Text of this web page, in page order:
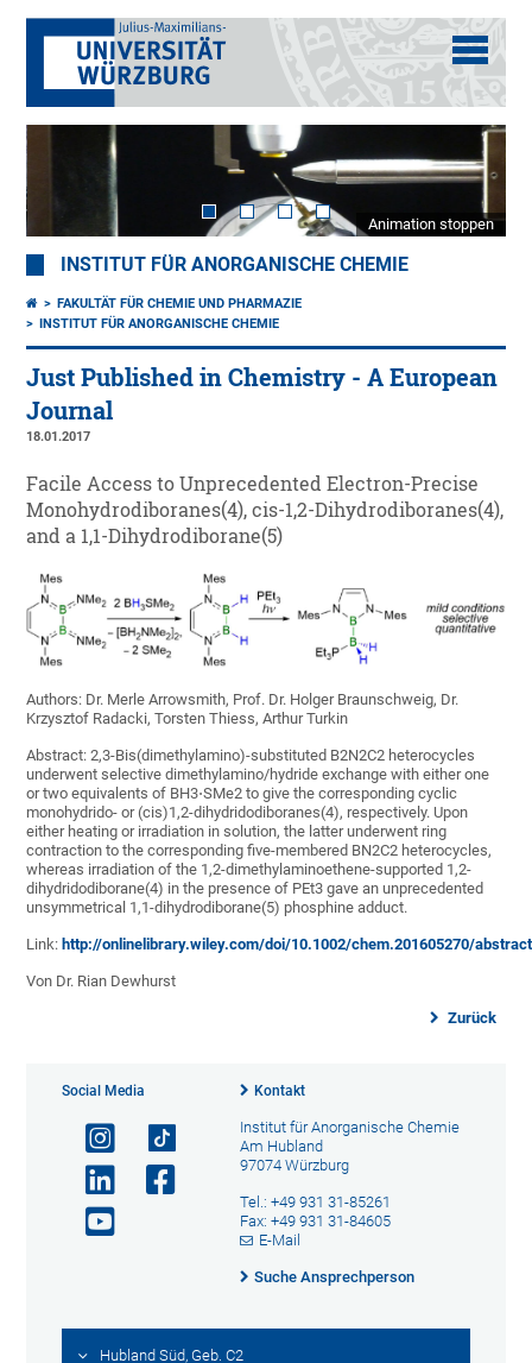
Animation stoppen
INSTITUT FÜR ANORGANISCHE CHEMIE
FAKULTÄT FÜR CHEMIE UND PHARMAZIE
INSTITUT FÜR ANORGANISCHE CHEMIE
Just Published in Chemistry - A European
Journal
18.01.2017
Facile Access to Unprecedented Electron-Precise
Monohydrodiboranes(4), cis-1,2-Dihydrodiboranes(4),
and a 1,1-Dihydrodiborane(5)
Authors: Dr. Merle Arrowsmith, Prof. Dr. Holger Braunschweig, Dr.
Krzysztof Radacki, Torsten Thiess, Arthur Turkin
Abstract: 2,3-Bis(dimethylamino)-substituted B2N2C2 heterocycles
underwent selective dimethylamino/hydride exchange with either one
or two equivalents of BH3⋅SMe2 to give the corresponding cyclic
monohydrido- or (cis)1,2-dihydridodiboranes(4), respectively. Upon
either heating or irradiation in solution, the latter underwent ring
contraction to the corresponding five-membered BN2C2 heterocycles,
whereas irradiation of the 1,2-dimethylaminoethene-supported 1,2-
dihydridodiborane(4) in the presence of PEt3 gave an unprecedented
unsymmetrical 1,1-dihydrodiborane(5) phosphine adduct.
Link: http://onlinelibrary.wiley.com/doi/10.1002/chem.201605270/abstract
Von Dr. Rian Dewhurst
Zurück
Social Media Kontakt
Institut für Anorganische Chemie
Am Hubland
97074 Würzburg
Tel.: +49 931 31-85261
Fax: +49 931 31-84605
E-Mail
Suche Ansprechperson
Hubland Süd, Geb. C2